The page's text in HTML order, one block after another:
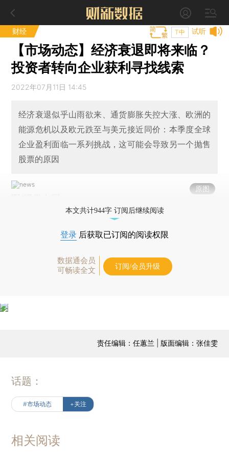
财经 试听
T中
【市场动态】经济衰退即将来临？
投资者转向企业获利寻找线索
2022年07月11日 14:45
经济衰退似乎山雨欲来、通货膨胀失控大涨、欧洲的
能源危机以及欧元跌至与美元接近同价：本季度全球
企业盈利面临一系列挑战，这可能会导致另一个抛售
股票的原因
原图
本文共计944字 订阅后继续阅读
登录 后获取已订阅的阅读权限
数据通会员
可畅读全文
订阅/会员升级
责任编辑：任蕙兰 | 版面编辑：张佳雯
话题：
#市场动态 +关注
相关阅读